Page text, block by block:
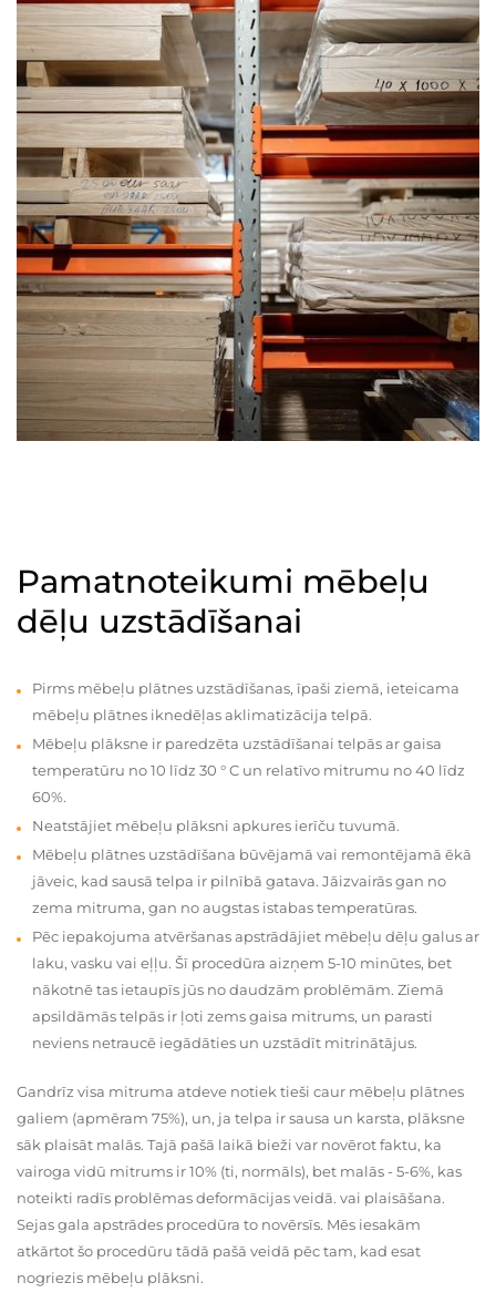
Pamatnoteikumi mēbeļu
dēļu uzstādīšanai
Pirms mēbeļu plātnes uzstādīšanas, īpaši ziemā, ieteicama
mēbeļu plātnes iknedēļas aklimatizācija telpā.
Mēbeļu plāksne ir paredzēta uzstādīšanai telpās ar gaisa
temperatūru no 10 līdz 30 ° C un relatīvo mitrumu no 40 līdz
60%.
Neatstājiet mēbeļu plāksni apkures ierīču tuvumā.
Mēbeļu plātnes uzstādīšana būvējamā vai remontējamā ēkā
jāveic, kad sausā telpa ir pilnībā gatava. Jāizvairās gan no
zema mitruma, gan no augstas istabas temperatūras.
Pēc iepakojuma atvēršanas apstrādājiet mēbeļu dēļu galus ar
laku, vasku vai eļļu. Šī procedūra aizņem 5-10 minūtes, bet
nākotnē tas ietaupīs jūs no daudzām problēmām. Ziemā
apsildāmās telpās ir ļoti zems gaisa mitrums, un parasti
neviens netraucē iegādāties un uzstādīt mitrinātājus.
Gandrīz visa mitruma atdeve notiek tieši caur mēbeļu plātnes
galiem (apmēram 75%), un, ja telpa ir sausa un karsta, plāksne
sāk plaisāt malās. Tajā pašā laikā bieži var novērot faktu, ka
vairoga vidū mitrums ir 10% (ti, normāls), bet malās - 5-6%, kas
noteikti radīs problēmas deformācijas veidā. vai plaisāšana.
Sejas gala apstrādes procedūra to novērsīs. Mēs iesakām
atkārtot šo procedūru tādā pašā veidā pēc tam, kad esat
nogriezis mēbeļu plāksni.